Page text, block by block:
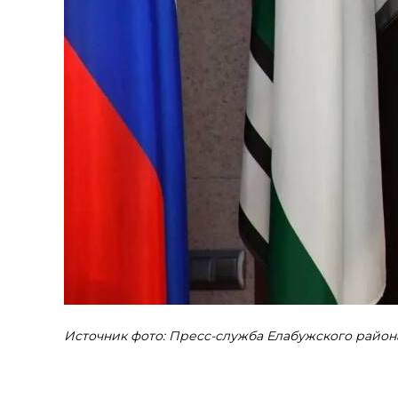
Источник фото: Пресс-служба Елабужского